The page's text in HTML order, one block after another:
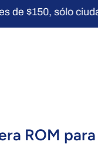
$150, sólo ciudad
ROM